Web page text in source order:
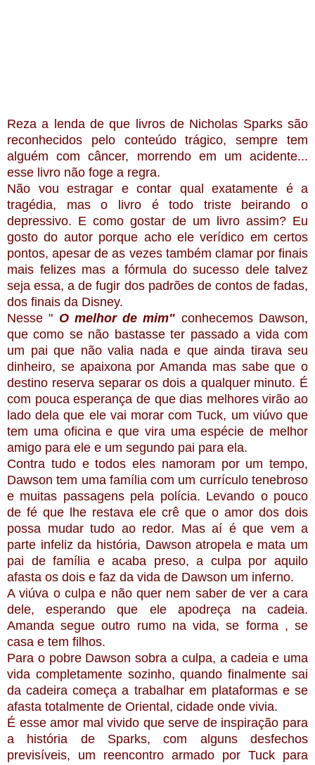
Reza a lenda de que livros de Nicholas Sparks são
reconhecidos pelo conteúdo trágico, sempre tem
alguém com câncer, morrendo em um acidente...
esse livro não foge a regra.
Não vou estragar e contar qual exatamente é a
tragédia, mas o livro é todo triste beirando o
depressivo. E como gostar de um livro assim? Eu
gosto do autor porque acho ele verídico em certos
pontos, apesar de as vezes também clamar por finais
mais felizes mas a fórmula do sucesso dele talvez
seja essa, a de fugir dos padrões de contos de fadas,
dos finais da Disney.
Nesse " O melhor de mim" conhecemos Dawson,
que como se não bastasse ter passado a vida com
um pai que não valia nada e que ainda tirava seu
dinheiro, se apaixona por Amanda mas sabe que o
destino reserva separar os dois a qualquer minuto. É
com pouca esperança de que dias melhores virão ao
lado dela que ele vai morar com Tuck, um viúvo que
tem uma oficina e que vira uma espécie de melhor
amigo para ele e um segundo pai para ela.
Contra tudo e todos eles namoram por um tempo,
Dawson tem uma família com um currículo tenebroso
e muitas passagens pela polícia. Levando o pouco
de fé que lhe restava ele crê que o amor dos dois
possa mudar tudo ao redor. Mas aí é que vem a
parte infeliz da história, Dawson atropela e mata um
pai de família e acaba preso, a culpa por aquilo
afasta os dois e faz da vida de Dawson um inferno.
A viúva o culpa e não quer nem saber de ver a cara
dele, esperando que ele apodreça na cadeia.
Amanda segue outro rumo na vida, se forma , se
casa e tem filhos.
Para o pobre Dawson sobra a culpa, a cadeia e uma
vida completamente sozinho, quando finalmente sai
da cadeira começa a trabalhar em plataformas e se
afasta totalmente de Oriental, cidade onde vivia.
É esse amor mal vivido que serve de inspiração para
a história de Sparks, com alguns desfechos
previsíveis, um reencontro armado por Tuck para